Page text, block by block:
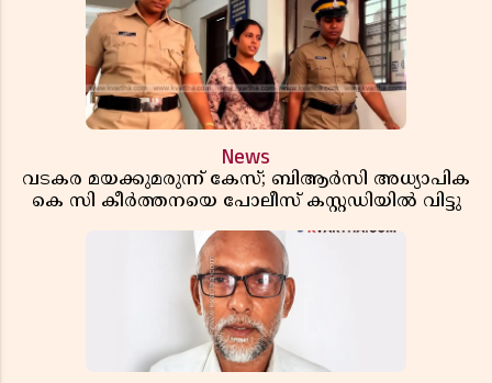
News
വടകര മയക്കുമരുന്ന് കേസ്; ബിആർസി അധ്യാപിക
കെ സി കീർത്തനയെ പോലീസ് കസ്റ്റഡിയിൽ വിട്ടു